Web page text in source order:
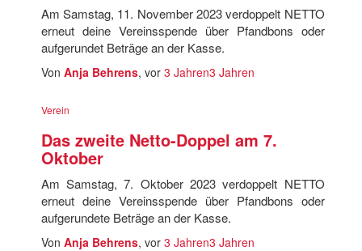
Am Samstag, 11. November 2023 verdoppelt NETTO
erneut deine Vereinsspende über Pfandbons oder
aufgerundet Beträge an der Kasse.
Von Anja Behrens, vor 3 Jahren3 Jahren
Verein
Das zweite Netto-Doppel am 7.
Oktober
Am Samstag, 7. Oktober 2023 verdoppelt NETTO
erneut deine Vereinsspende über Pfandbons oder
aufgerundete Beträge an der Kasse.
Von Anja Behrens, vor 3 Jahren3 Jahren